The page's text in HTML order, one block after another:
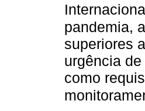
pandemia,
superiores
urgência
como